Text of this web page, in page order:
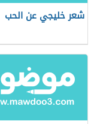
شعر خليجي عن الحب